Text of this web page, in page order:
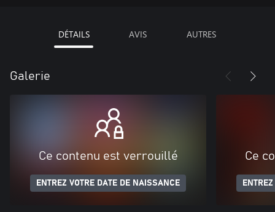
DÉTAILS AVIS AUTRES
Galerie
Ce contenu est verrouillé
ENTREZ VOTRE DATE DE NAISSANCE
Ce